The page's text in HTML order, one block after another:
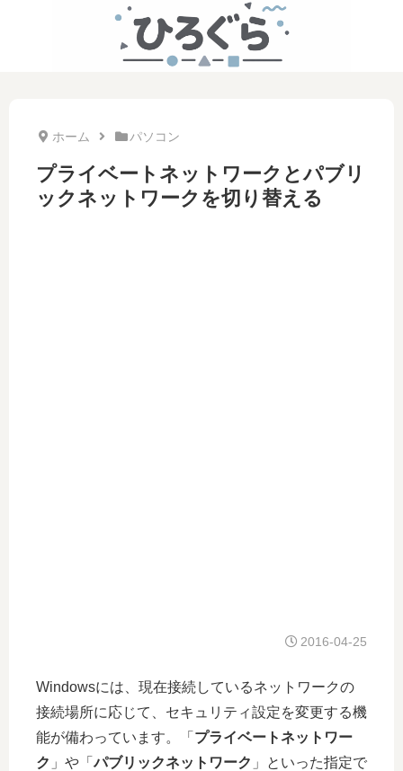
ホーム パソコン
プライベートネットワークとパブリ
ックネットワークを切り替える
2016-04-25
Windowsには、現在接続しているネットワークの
接続場所に応じて、セキュリティ設定を変更する機
能が備わっています。「 プライベートネットワー
ク 」や「パブリックネットワーク 」といった指定で